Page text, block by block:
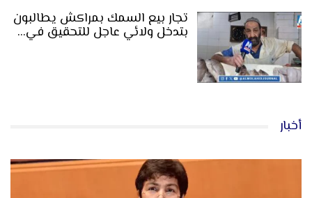
تجار بيع السمك بمراكش يطالبون
بتدخل ولائي عاجل للتحقيق في…
أخبار